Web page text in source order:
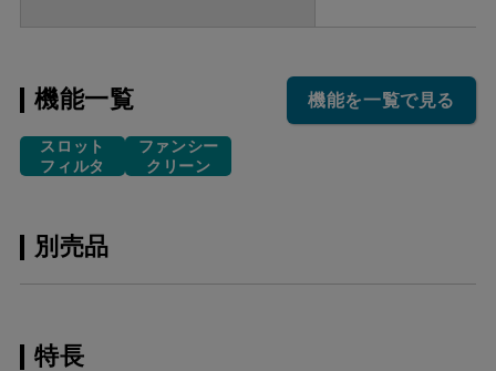
機能一覧 機能を一覧で見る
スロット
フィルタ
ファンシー
クリーン
別売品
特長